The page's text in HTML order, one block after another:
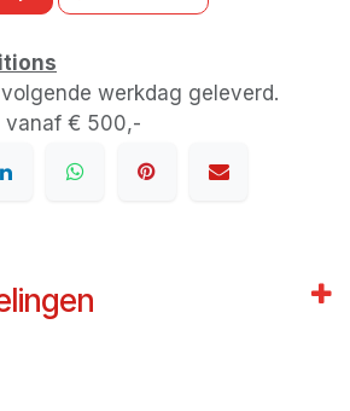
werkdag geleverd.
vanaf € 500,-